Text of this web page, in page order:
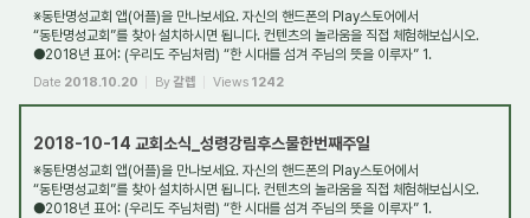
※동탄명성교회 앱(어플)을 만나보세요. 자신의 핸드폰의 Play스토어에서
“동탄명성교회”를 찾아 설치하시면 됩니다. 컨텐츠의 놀라움을 직접 체험해보십시오.
●2018년 표어: (우리도 주님처럼) “한 시대를 섬겨 주님의 뜻을 이루자” 1.
Date 2018.10.20 By갈렙 Views 1242
2018-10-14 교회소식_성령강림후스물한번째주일
※동탄명성교회 앱(어플)을 만나보세요. 자신의 핸드폰의 Play스토어에서
“동탄명성교회”를 찾아 설치하시면 됩니다. 컨텐츠의 놀라움을 직접 체험해보십시오.
●2018년 표어: (우리도 주님처럼) “한 시대를 섬겨 주님의 뜻을 이루자” 1.